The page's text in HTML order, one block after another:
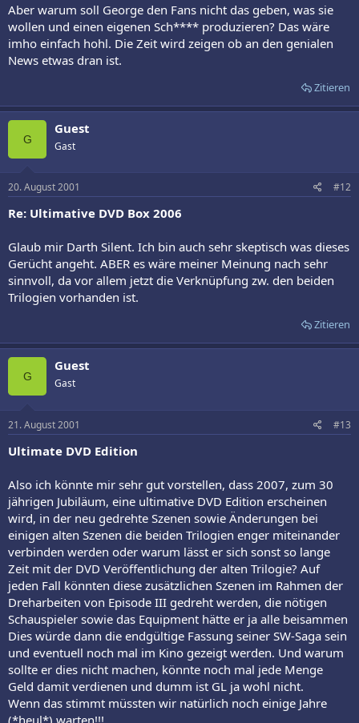
Aber warum soll George den Fans nicht das geben, was sie
wollen und einen eigenen Sch**** produzieren? Das wäre
imho einfach hohl. Die Zeit wird zeigen ob an den genialen
News etwas dran ist.
Zitieren
G
Guest
Gast
20. August 2001 #12
Re: Ultimative DVD Box 2006
Glaub mir Darth Silent. Ich bin auch sehr skeptisch was dieses
Gerücht angeht. ABER es wäre meiner Meinung nach sehr
sinnvoll, da vor allem jetzt die Verknüpfung zw. den beiden
Trilogien vorhanden ist.
Zitieren
G
Guest
Gast
21. August 2001 #13
Ultimate DVD Edition
Also ich könnte mir sehr gut vorstellen, dass 2007, zum 30
jährigen Jubiläum, eine ultimative DVD Edition erscheinen
wird, in der neu gedrehte Szenen sowie Änderungen bei
einigen alten Szenen die beiden Trilogien enger miteinander
verbinden werden oder warum lässt er sich sonst so lange
Zeit mit der DVD Veröffentlichung der alten Trilogie? Auf
jeden Fall könnten diese zusätzlichen Szenen im Rahmen der
Dreharbeiten von Episode III gedreht werden, die nötigen
Schauspieler sowie das Equipment hätte er ja alle beisammen
Dies würde dann die endgültige Fassung seiner SW-Saga sein
und eventuell noch mal im Kino gezeigt werden. Und warum
sollte er dies nicht machen, könnte noch mal jede Menge
Geld damit verdienen und dumm ist GL ja wohl nicht.
Wenn das stimmt müssten wir natürlich noch einige Jahre
(*heul*) warten!!!